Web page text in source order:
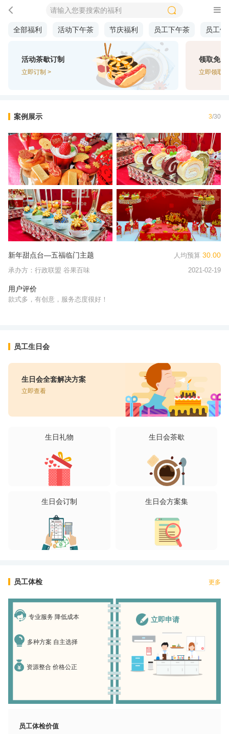
全部福利 活动下午茶 节庆福利 员工下午茶 员工体
活动茶歇订制
立即订制 >
领取免费
立即领取 >
案例展示 3/30
新年甜点台—五福临门主题 人均预算 30.00
2021-02-19
承办方：行政联盟 谷果百味
用户评价
款式多，有创意，服务态度很好！
员工生日会
生日会全套解决方案
立即查看
生日礼物 生日会茶歇
生日会订制 生日会方案集
员工体检 更多
专业服务 降低成本
多种方案 自主选择
资源整合 价格公正
立即申请
员工体检价值